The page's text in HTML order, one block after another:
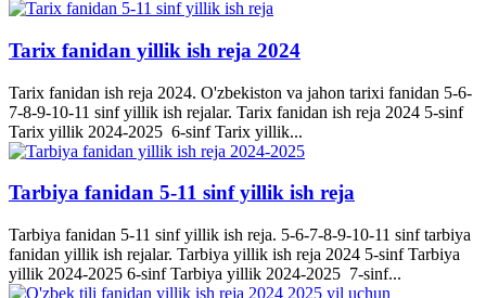
Tarix fanidan yillik ish reja 2024
Tarix fanidan ish reja 2024. O'zbekiston va jahon tarixi fanidan 5-6-
7-8-9-10-11 sinf yillik ish rejalar. Tarix fanidan ish reja 2024 5-sinf
Tarix yillik 2024-2025 6-sinf Tarix yillik...
Tarbiya fanidan 5-11 sinf yillik ish reja
Tarbiya fanidan 5-11 sinf yillik ish reja. 5-6-7-8-9-10-11 sinf tarbiya
fanidan yillik ish rejalar. Tarbiya yillik ish reja 2024 5-sinf Tarbiya
yillik 2024-2025 6-sinf Tarbiya yillik 2024-2025 7-sinf...